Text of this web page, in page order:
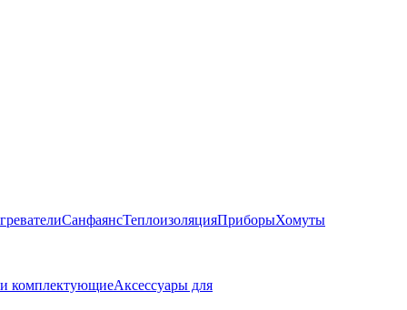
СанфаянсТеплоизоляцияПриборыХомуты
комплектующиеАксессуары для